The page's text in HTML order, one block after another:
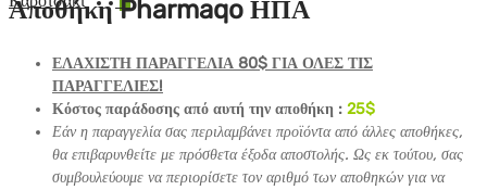
Αποθήκη Pharmaqo ΗΠΑ
ΕΛΑΧΙΣΤΗ ΠΑΡΑΓΓΕΛΙΑ 80$ ΓΙΑ ΟΛΕΣ ΤΙΣ
ΠΑΡΑΓΓΕΛΙΕΣ!
Κόστος παράδοσης από αυτή την αποθήκη : 25$
Εάν η παραγγελία σας περιλαμβάνει προϊόντα από άλλες αποθήκες,
θα επιβαρυνθείτε με πρόσθετα έξοδα αποστολής. Ως εκ τούτου, σας
συμβουλεύουμε να περιορίσετε τον αριθμό των αποθηκών για να